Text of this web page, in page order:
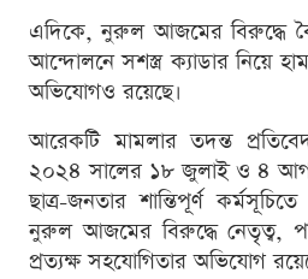
এদিকে, নুরুল আজমের বিরুদ্ধে
আন্দোলনে সশস্ত্র ক্যাডার নিয়ে
অভিযোগও রয়েছে।
আরেকটি মামলার তদন্ত
২০২৪ সালের ১৮ জুলাই ও ৪ আগস্ট
ছাত্র-জনতার শান্তিপূর্ণ
নুরুল আজমের বিরুদ্ধে নেতৃত্ব,
প্রত্যক্ষ সহযোগিতার অভিযোগ